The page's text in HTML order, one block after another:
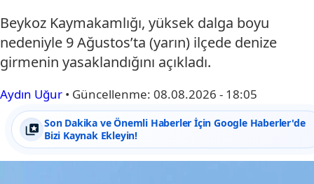
Beykoz Kaymakamlığı, yüksek dalga boyu
nedeniyle 9 Ağustos’ta (yarın) ilçede denize
girmenin yasaklandığını açıkladı.
Aydın Uğur • Güncellenme: 08.08.2026 - 18:05
Son Dakika ve Önemli Haberler İçin Google Haberler'de
Bizi Kaynak Ekleyin!